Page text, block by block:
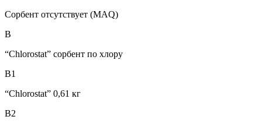
Сорбент отсутствует (MAQ)
B
“Chlorostat” сорбент по хлору
B1
“Chlorostat” 0,61 кг
B2